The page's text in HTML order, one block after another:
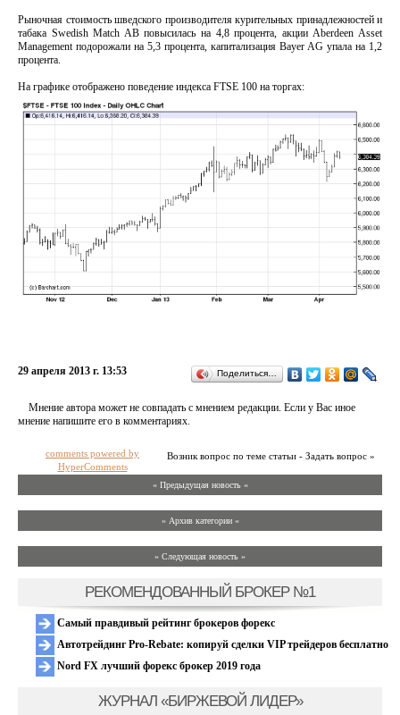
Рыночная стоимость шведского производителя курительных принадлежностей и
табака Swedish Match AB повысилась на 4,8 процента, акции Aberdeen Asset
Management подорожали на 5,3 процента, капитализация Bayer AG упала на 1,2
процента.
На графике отображено поведение индекса FTSE 100 на торгах:
29 апреля 2013 г. 13:53 Поделиться…
Мнение автора может не совпадать с мнением редакции. Если у Вас иное
мнение напишите его в комментариях.
Возник вопрос по теме статьи - Задать вопрос »
comments powered by
HyperComments
« Предыдущая новость «
» Архив категории «
» Следующая новость »
РЕКОМЕНДОВАННЫЙ БРОКЕР №1
Самый правдивый рейтинг брокеров форекс
Автотрейдинг Pro-Rebate: копируй сделки VIP трейдеров бесплатно
Nord FX лучший форекс брокер 2019 года
ЖУРНАЛ «БИРЖЕВОЙ ЛИДЕР»